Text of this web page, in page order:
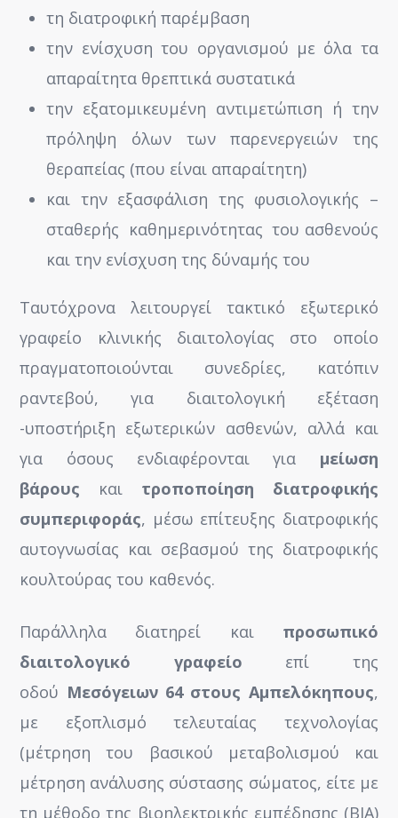
τη διατροφική παρέμβαση
την ενίσχυση του οργανισμού με όλα τα
απαραίτητα θρεπτικά συστατικά
την εξατομικευμένη αντιμετώπιση ή την
πρόληψη όλων των παρενεργειών της
θεραπείας (που είναι απαραίτητη)
και την εξασφάλιση της φυσιολογικής –
σταθερής καθημερινότητας του ασθενούς
και την ενίσχυση της δύναμής του
Ταυτόχρονα λειτουργεί τακτικό εξωτερικό
γραφείο κλινικής διαιτολογίας στο οποίο
πραγματοποιούνται συνεδρίες, κατόπιν
ραντεβού, για διαιτολογική εξέταση
-υποστήριξη εξωτερικών ασθενών, αλλά και
για όσους ενδιαφέρονται για μείωση
βάρους και τροποποίηση διατροφικής
συμπεριφοράς, μέσω επίτευξης διατροφικής
αυτογνωσίας και σεβασμού της διατροφικής
κουλτούρας του καθενός.
Παράλληλα διατηρεί και προσωπικό
διαιτολογικό γραφείο επί της
οδού Μεσόγειων 64 στους Αμπελόκηπους,
με εξοπλισμό τελευταίας τεχνολογίας
(μέτρηση του βασικού μεταβολισμού και
μέτρηση ανάλυσης σύστασης σώματος, είτε με
τη μέθοδο της βιοηλεκτρικής εμπέδησης (ΒΙΑ)